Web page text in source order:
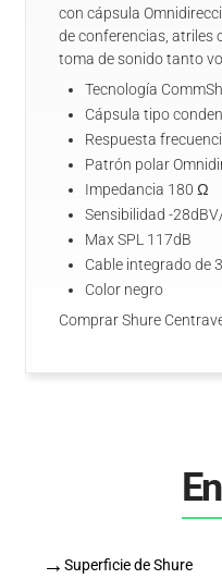
con cápsula
de conferencias, atriles
toma de sonido tanto
Tecnología
Cápsula tipo
Respuesta
Patrón polar
Impedancia 180 Ω
Sensibilidad -
Max SPL 117dB
Cable integrado de
Color negro
Comprar Shure
→ Superficie de Shure